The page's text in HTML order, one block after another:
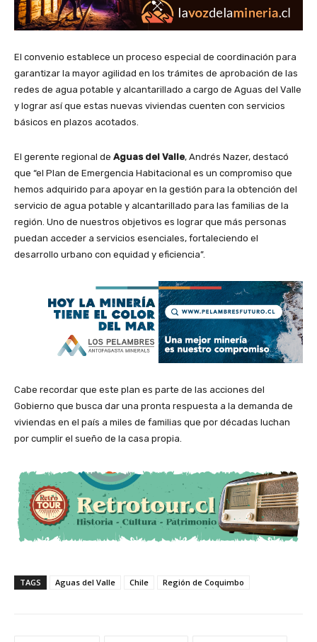
El convenio establece un proceso especial de coordinación para
garantizar la mayor agilidad en los trámites de aprobación de las
redes de agua potable y alcantarillado a cargo de Aguas del Valle
y lograr así que estas nuevas viviendas cuenten con servicios
básicos en plazos acotados.
El gerente regional de Aguas del Valle, Andrés Nazer, destacó
que “el Plan de Emergencia Habitacional es un compromiso que
hemos adquirido para apoyar en la gestión para la obtención del
servicio de agua potable y alcantarillado para las familias de la
región. Uno de nuestros objetivos es lograr que más personas
puedan acceder a servicios esenciales, fortaleciendo el
desarrollo urbano con equidad y eficiencia”.
Cabe recordar que este plan es parte de las acciones del
Gobierno que busca dar una pronta respuesta a la demanda de
viviendas en el país a miles de familias que por décadas luchan
por cumplir el sueño de la casa propia.
TAGS Aguas del Valle Chile Región de Coquimbo